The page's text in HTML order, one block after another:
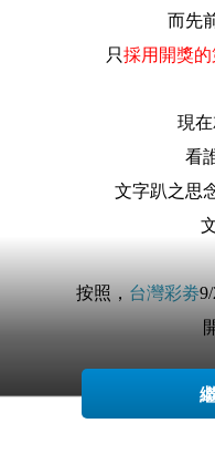
而先
只採用開獎
現
看
文字趴之思
按照， 台灣彩劵